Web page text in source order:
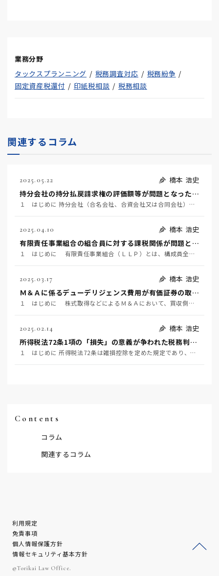
業務分野
タックスプランニング
税務調査対応
税務紛争
固定資産税還付
印紙税相談 税務相談
関連するコラム
2025.05.22
橋本 浩史
持分会社の持分払戻請求権の評価額等が問題となった事例 ～名古屋地裁令和６年６月２２日判決TAINS Z８８８-２７２０～
１ はじめに 持分会社（合名会社、合資会社又は合同会社）の社員は、死亡によって退社し（会社法６０７条…
2025.04.10
橋本 浩史
有限責任事業組合の組合員に対する課税関係が問題となった事例 ～東京地裁令和６年２月１６日判決TAINS Z888-2712（確定）～
１ はじめに 有限責任事業組合（ＬＬＰ）とは、構成員全員が無限責任を負う民法組合の特例として、「有…
2025.03.17
橋本 浩史
Ｍ＆Ａに係るデューデリジェンス費用が有価証券の取得価額に含まれるか否かが争われた事例 ～国税不服審判所令和6年1月24日裁決～
１ はじめに 株式取得などによるＭ＆Ａにおいて、買収側が対象企業の価値やリスク等を事前に調査するこ…
2025.02.14
橋本 浩史
所得税法72条1項の「損失」の意義が争われた税務判決 ～東京地裁令和6年1月23日判決～
１ はじめに 所得税法72条は雑損控除を定めた規定であり、同条1項は、居住者又はその者と生計を一にす…
Contents
コラム
関連するコラム
利用規定
免責事項
個人情報保護方針
情報セキュリティ基本方針
©Torikai Law Office.